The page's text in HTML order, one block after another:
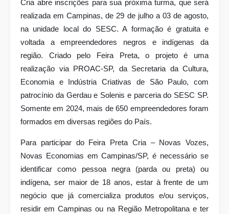
Cria abre inscrições para sua próxima turma, que será
realizada em Campinas, de 29 de julho a 03 de agosto,
na unidade local do SESC. A formação é gratuita e
voltada a empreendedores negros e indígenas da
região. Criado pelo Feira Preta, o projeto é uma
realização via PROAC-SP, da Secretaria da Cultura,
Economia e Indústria Criativas de São Paulo, com
patrocínio da Gerdau e Solenis e parceria do SESC SP.
Somente em 2024, mais de 650 empreendedores foram
formados em diversas regiões do País.
Para participar do Feira Preta Cria – Novas Vozes,
Novas Economias em Campinas/SP, é necessário se
identificar como pessoa negra (parda ou preta) ou
indígena, ser maior de 18 anos, estar à frente de um
negócio que já comercializa produtos e/ou serviços,
residir em Campinas ou na Região Metropolitana e ter